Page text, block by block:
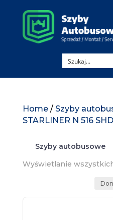
Home/ Szyby
STARLINER N 516
Szyby autobusowe
Wyświetlanie